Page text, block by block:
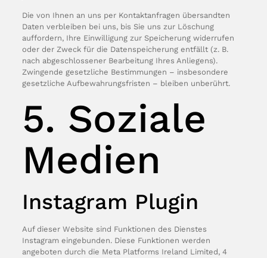
Die von Ihnen an uns per Kontaktanfragen übersandten
Daten verbleiben bei uns, bis Sie uns zur Löschung
auffordern, Ihre Einwilligung zur Speicherung widerrufen
oder der Zweck für die Datenspeicherung entfällt (z. B.
nach abgeschlossener Bearbeitung Ihres Anliegens).
Zwingende gesetzliche Bestimmungen – insbesondere
gesetzliche Aufbewahrungsfristen – bleiben unberührt.
5. Soziale
Medien
Instagram Plugin
Auf dieser Website sind Funktionen des Dienstes
Instagram eingebunden. Diese Funktionen werden
angeboten durch die Meta Platforms Ireland Limited, 4